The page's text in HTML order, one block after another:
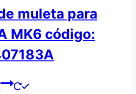
muleta para
MK6 código: